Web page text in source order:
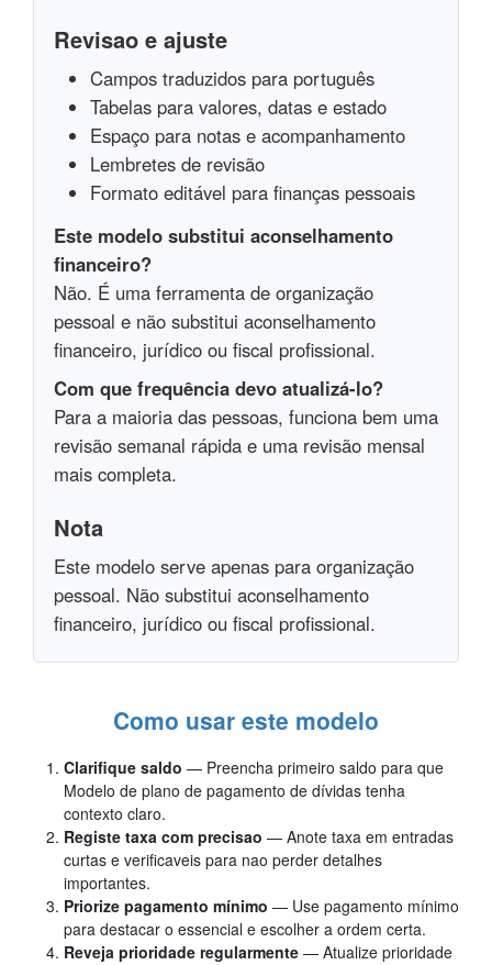
Revisao e ajuste
Campos traduzidos para português
Tabelas para valores, datas e estado
Espaço para notas e acompanhamento
Lembretes de revisão
Formato editável para finanças pessoais
Este modelo substitui aconselhamento
financeiro?
Não. É uma ferramenta de organização
pessoal e não substitui aconselhamento
financeiro, jurídico ou fiscal profissional.
Com que frequência devo atualizá-lo?
Para a maioria das pessoas, funciona bem uma
revisão semanal rápida e uma revisão mensal
mais completa.
Nota
Este modelo serve apenas para organização
pessoal. Não substitui aconselhamento
financeiro, jurídico ou fiscal profissional.
Como usar este modelo
Clarifique saldo — Preencha primeiro saldo para que
Modelo de plano de pagamento de dívidas tenha
contexto claro.
Registe taxa com precisao — Anote taxa em entradas
curtas e verificaveis para nao perder detalhes
importantes.
Priorize pagamento mínimo — Use pagamento mínimo
para destacar o essencial e escolher a ordem certa.
Reveja prioridade regularmente — Atualize prioridade